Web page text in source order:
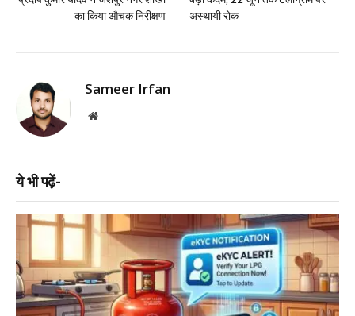
का किया औचक निरीक्षण
अस्थायी रोक
Sameer Irfan
Website
ये भी पढ़ें-